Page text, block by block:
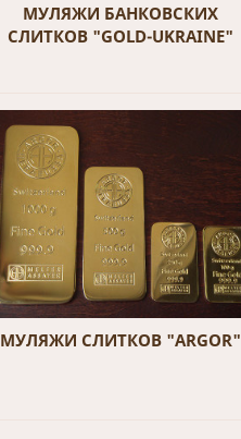
МУЛЯЖИ БАНКОВСКИХ
СЛИТКОВ "GOLD-UKRAINE"
МУЛЯЖИ СЛИТКОВ "ARGOR"